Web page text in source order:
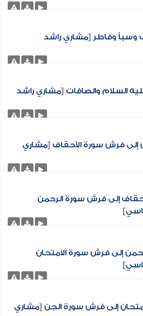
وسبأ وفاطر [مشاري راشد
السلام والصافات [مشاري راشد
فرش سورة الأحقاف [مشاري
إلى فرش سورة الرحمن
]
إلى فرش سورة الامتحان
]
إلى فرش سورة الجن [مشاري